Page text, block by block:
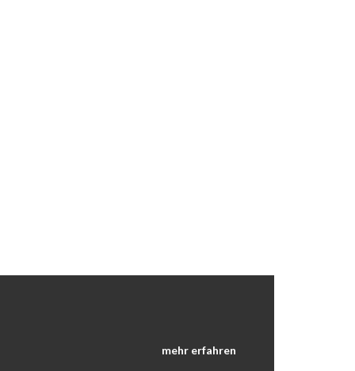
mehr erfahren